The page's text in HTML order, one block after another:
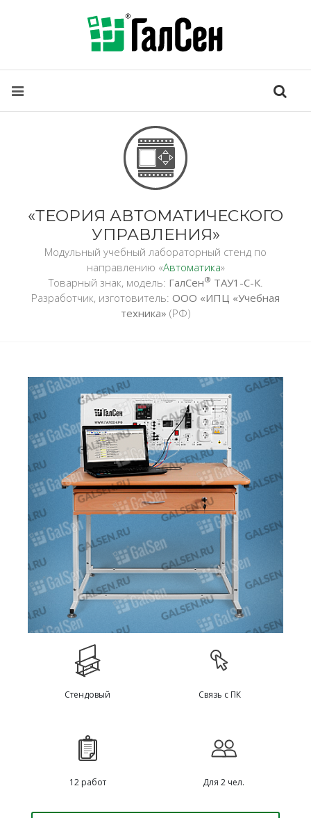
«ТЕОРИЯ АВТОМАТИЧЕСКОГО
УПРАВЛЕНИЯ»
Модульный учебный лабораторный стенд по
направлению «Автоматика»
Товарный знак, модель: ГалСен® ТАУ1-С-К.
Разработчик, изготовитель: ООО «ИПЦ «Учебная
техника» (РФ)
Стендовый Связь с ПК
12 работ Для 2 чел.